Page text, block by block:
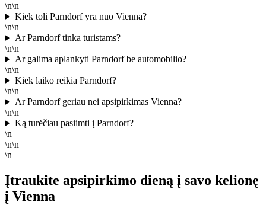
\n\n
Kiek toli Parndorf yra nuo Vienna?
\n\n
Ar Parndorf tinka turistams?
\n\n
Ar galima aplankyti Parndorf be automobilio?
\n\n
Kiek laiko reikia Parndorf?
\n\n
Ar Parndorf geriau nei apsipirkimas Vienna?
\n\n
Ką turėčiau pasiimti į Parndorf?
\n
\n\n
\n
Įtraukite apsipirkimo dieną į savo kelionę
į Vienna